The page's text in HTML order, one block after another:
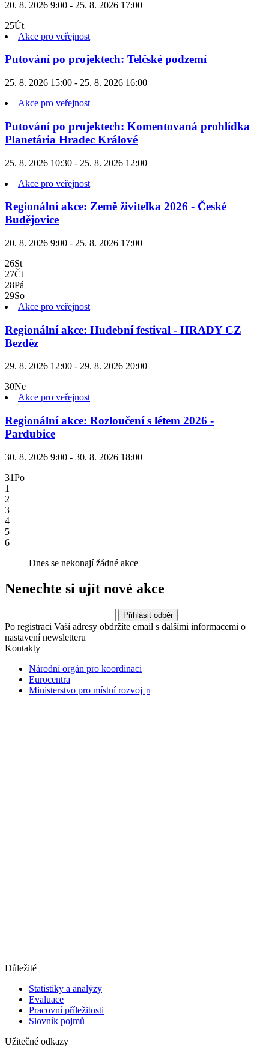
20. 8. 2026 9:00 - 25. 8. 2026 17:00
25Út
Akce pro veřejnost
Putování po projektech: Telčské podzemí
25. 8. 2026 15:00 - 25. 8. 2026 16:00
Akce pro veřejnost
Putování po projektech: Komentovaná prohlídka
Planetária Hradec Králové
25. 8. 2026 10:30 - 25. 8. 2026 12:00
Akce pro veřejnost
Regionální akce: Země živitelka 2026 - České
Budějovice
20. 8. 2026 9:00 - 25. 8. 2026 17:00
26St
27Čt
28Pá
29So
Akce pro veřejnost
Regionální akce: Hudební festival - HRADY CZ
Bezděz
29. 8. 2026 12:00 - 29. 8. 2026 20:00
30Ne
Akce pro veřejnost
Regionální akce: Rozloučení s létem 2026 -
Pardubice
30. 8. 2026 9:00 - 30. 8. 2026 18:00
31Po
1
2
3
4
5
6
Dnes se nekonají žádné akce
Nenechte si ujít nové akce
Po registraci Vaší adresy obdržíte email s dalšími informacemi o
nastavení newsletteru
Kontakty
Národní orgán pro koordinaci
Eurocentra
Ministerstvo pro místní rozvoj

Důležité
Statistiky a analýzy
Evaluace
Pracovní příležitosti
Slovník pojmů
Užitečné odkazy